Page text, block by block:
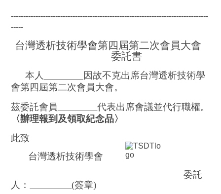
--------------------------------------------------------------------------------
-----
台灣透析技術學會第四屆第二次會員大會
委託書
本人
因故不克出席台灣透析技術學
會第四屆第二次會員大會。
茲委託會員
代表出席會議並代行職權。
〈辦理報到及領取紀念品〉
此致
台灣透析技術學會
委託
人：
(簽章)